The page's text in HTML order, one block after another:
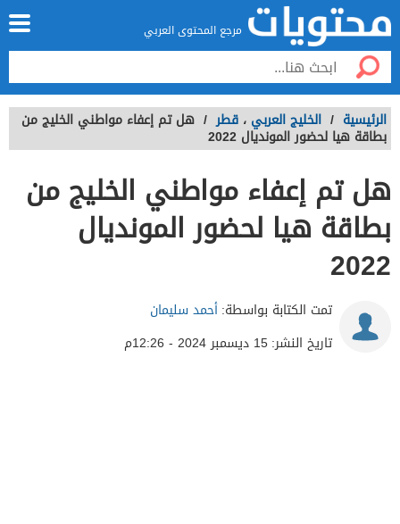
مرجع المحتوى العربي
الرئيسية / الخليج العربي ، قطر / هل تم إعفاء مواطني الخليج من
بطاقة هيا لحضور المونديال 2022
هل تم إعفاء مواطني الخليج من
بطاقة هيا لحضور المونديال
2022
تمت الكتابة بواسطة:أحمد سليمان
تاريخ النشر:15 ديسمبر 2024 - 12:26م